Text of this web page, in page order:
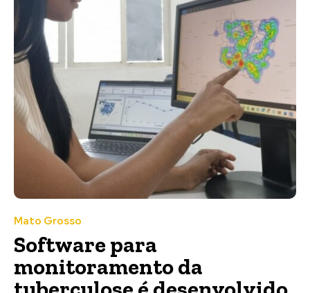
Mato Grosso
Software para
monitoramento da